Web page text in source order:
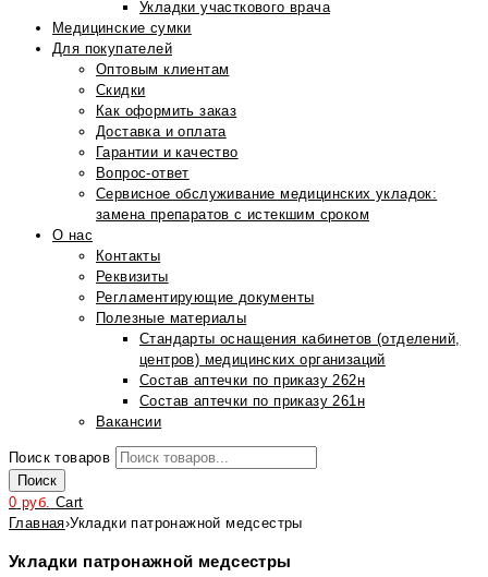
Укладки участкового врача
Медицинские сумки
Для покупателей
Оптовым клиентам
Скидки
Как оформить заказ
Доставка и оплата
Гарантии и качество
Вопрос-ответ
Сервисное обслуживание медицинских укладок:
замена препаратов с истекшим сроком
О нас
Контакты
Реквизиты
Регламентирующие документы
Полезные материалы
Стандарты оснащения кабинетов (отделений,
центров) медицинских организаций
Состав аптечки по приказу 262н
Состав аптечки по приказу 261н
Вакансии
Поиск товаров
Поиск
0 руб. Cart
Главная›Укладки патронажной медсестры
Укладки патронажной медсестры